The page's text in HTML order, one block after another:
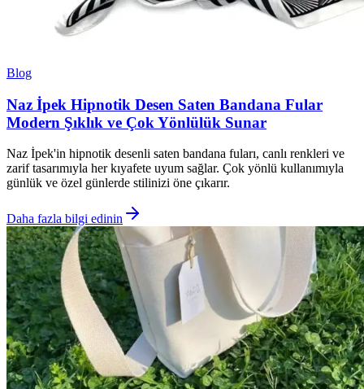
Blog
Naz İpek Hipnotik Desen Saten Bandana Fular
Modern Şıklık ve Çok Yönlülük Sunar
Naz İpek'in hipnotik desenli saten bandana fuları, canlı renkleri ve
zarif tasarımıyla her kıyafete uyum sağlar. Çok yönlü kullanımıyla
günlük ve özel günlerde stilinizi öne çıkarır.
Daha fazla bilgi edinin